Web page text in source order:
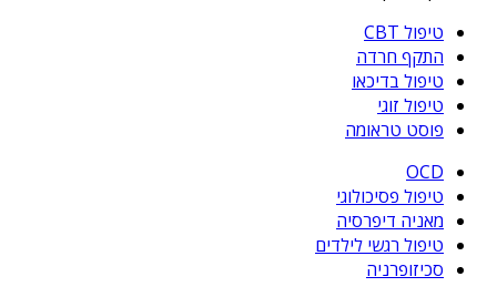
טיפול CBT
התקף חרדה
טיפול בדיכאו
טיפול זוגי
פוסט טראומה
OCD
טיפול פסיכולוגי
מאניה דיפרסיה
טיפול רגשי לילדים
סכיזופרניה